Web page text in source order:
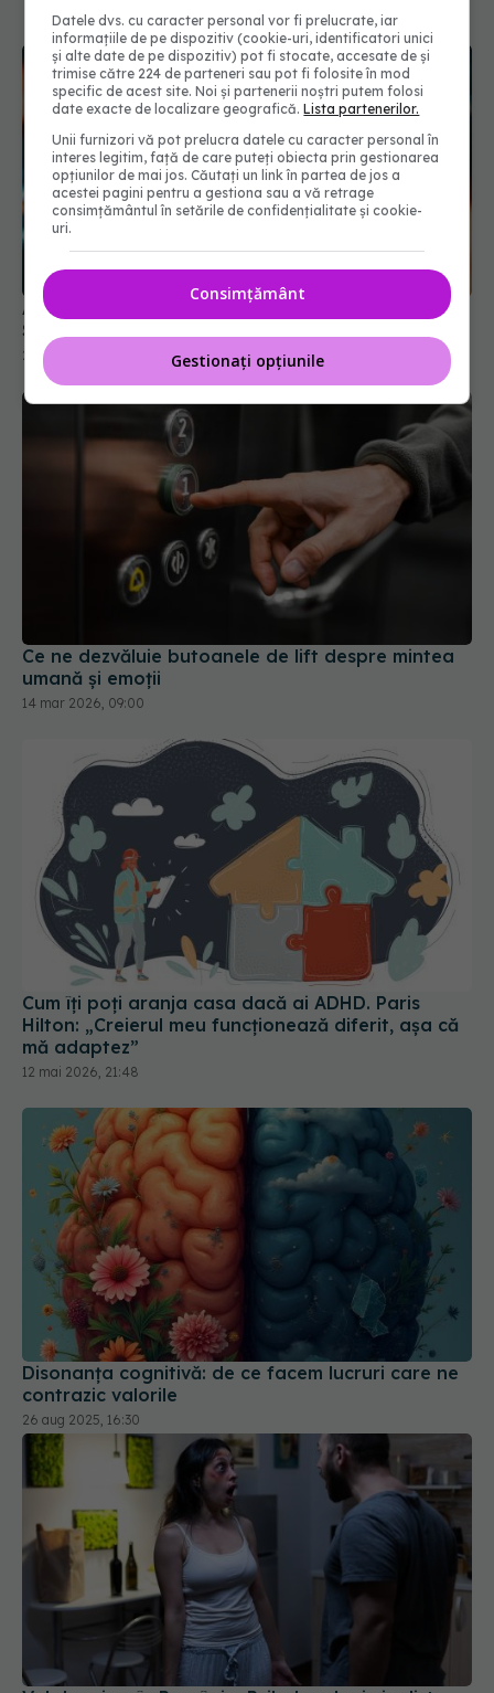
Anxietate sau burnout? Cum faci diferența.
Simptomul pe care toți îl ignoră
25 iun 2025, 19:42
Ce ne dezvăluie butoanele de lift despre mintea
umană și emoții
14 mar 2026, 09:00
Cum îți poți aranja casa dacă ai ADHD. Paris
Hilton: „Creierul meu funcționează diferit, așa că
mă adaptez”
12 mai 2026, 21:48
Disonanța cognitivă: de ce facem lucruri care ne
contrazic valorile
26 aug 2025, 16:30
Val de crime în România. Psihologul criminalist
Liviu Chesnoiu explică motivele și soluțiile
Datele dvs. cu caracter personal vor fi prelucrate, iar
informațiile de pe dispozitiv (cookie-uri, identificatori unici
și alte date de pe dispozitiv) pot fi stocate, accesate de și
trimise către 224 de parteneri sau pot fi folosite în mod
specific de acest site. Noi și partenerii noștri putem folosi
date exacte de localizare geografică.Lista partenerilor.
Unii furnizori vă pot prelucra datele cu caracter personal în
interes legitim, față de care puteți obiecta prin gestionarea
opțiunilor de mai jos. Căutați un link în partea de jos a
acestei pagini pentru a gestiona sau a vă retrage
consimțământul în setările de confidențialitate și cookie-
uri.
Consimțământ
Gestionați opțiunile